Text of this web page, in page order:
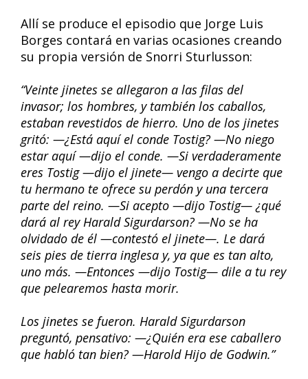
Allí se produce el episodio que Jorge Luis
Borges contará en varias ocasiones creando
su propia versión de Snorri Sturlusson:
“Veinte jinetes se allegaron a las filas del
invasor; los hombres, y también los caballos,
estaban revestidos de hierro. Uno de los jinetes
gritó: —¿Está aquí el conde Tostig? —No niego
estar aquí —dijo el conde. —Si verdaderamente
eres Tostig —dijo el jinete— vengo a decirte que
tu hermano te ofrece su perdón y una tercera
parte del reino. —Si acepto —dijo Tostig— ¿qué
dará al rey Harald Sigurdarson? —No se ha
olvidado de él —contestó el jinete—. Le dará
seis pies de tierra inglesa y, ya que es tan alto,
uno más. —Entonces —dijo Tostig— dile a tu rey
que pelearemos hasta morir.
Los jinetes se fueron. Harald Sigurdarson
preguntó, pensativo: —¿Quién era ese caballero
que habló tan bien? —Harold Hijo de Godwin.”